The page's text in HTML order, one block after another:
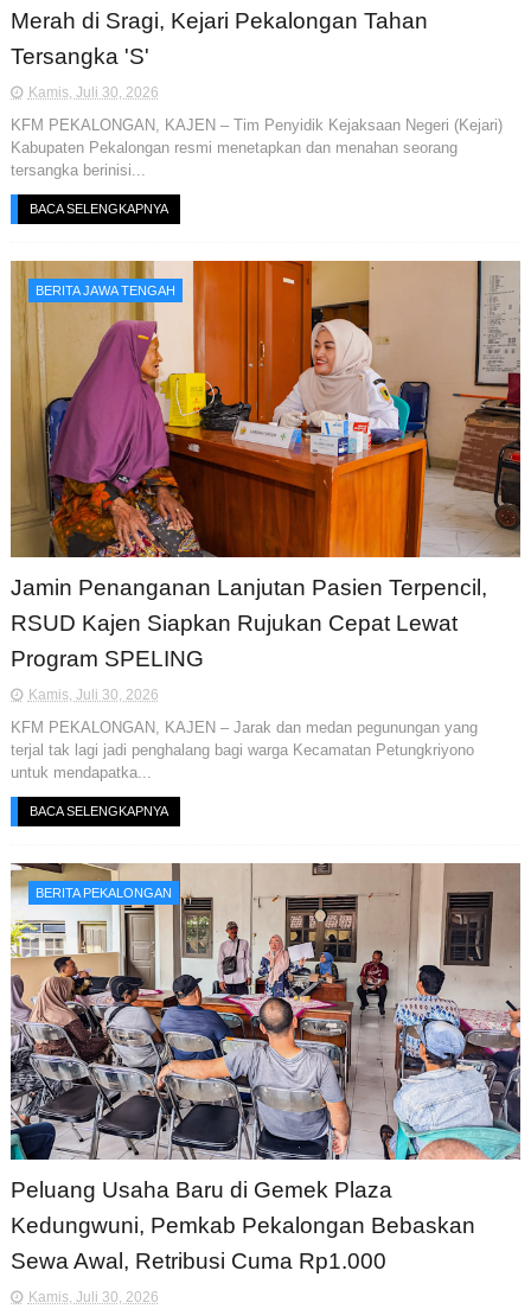
Merah di Sragi, Kejari Pekalongan Tahan
Tersangka 'S'
Kamis, Juli 30, 2026
KFM PEKALONGAN, KAJEN – Tim Penyidik Kejaksaan Negeri (Kejari)
Kabupaten Pekalongan resmi menetapkan dan menahan seorang
tersangka berinisi...
BACA SELENGKAPNYA
BERITA JAWA TENGAH
Jamin Penanganan Lanjutan Pasien Terpencil,
RSUD Kajen Siapkan Rujukan Cepat Lewat
Program SPELING
Kamis, Juli 30, 2026
KFM PEKALONGAN, KAJEN – Jarak dan medan pegunungan yang
terjal tak lagi jadi penghalang bagi warga Kecamatan Petungkriyono
untuk mendapatka...
BACA SELENGKAPNYA
BERITA PEKALONGAN
Peluang Usaha Baru di Gemek Plaza
Kedungwuni, Pemkab Pekalongan Bebaskan
Sewa Awal, Retribusi Cuma Rp1.000
Kamis, Juli 30, 2026